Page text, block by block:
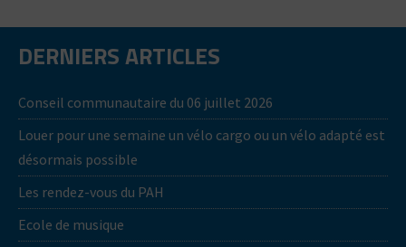
DERNIERS ARTICLES
Conseil communautaire du 06 juillet 2026
Louer pour une semaine un vélo cargo ou un vélo adapté est
désormais possible
Les rendez-vous du PAH
Ecole de musique